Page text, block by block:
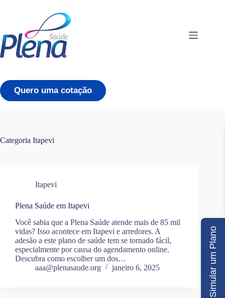
conteúdo
Quero uma cotação
Categoria Itapevi
Itapevi
Plena Saúde em Itapevi
Você sabia que a Plena Saúde atende mais de 85 mil
vidas? Isso acontece em Itapevi e arredores. A
adesão a este plano de saúde tem se tornado fácil,
especialmente por causa do agendamento online.
Descubra como escolher um dos…
aaa@plenasaude.org
janeiro 6, 2025 Simular um Plano